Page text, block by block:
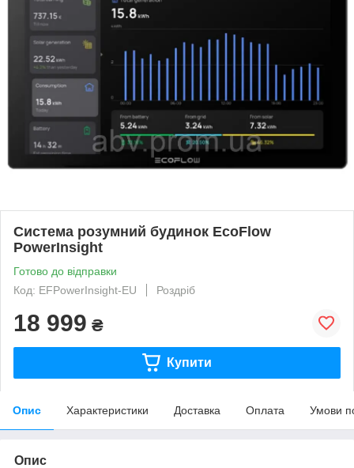
Система розумний будинок EcoFlow
PowerInsight
Готово до відправки
Код: EFPowerInsight-EU
Роздріб
18 999 ₴
Купити
Опис Характеристики Доставка Оплата Умови
Опис